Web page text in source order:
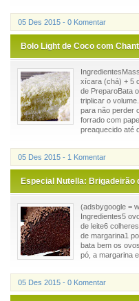
05 Des 2015 - 0 Komentar
Bolo Light de Coco com
xícara (chá) + 5
de PreparoBata
triplicar o
para não perder
forrado com
preaquecido até
05 Des 2015 - 1 Komentar
Especial Nutella: Brigadeirão
(adsbygoogle =
Ingredientes5
de leite6
de margarina1
bata bem os
pó, a margarina
05 Des 2015 - 0 Komentar